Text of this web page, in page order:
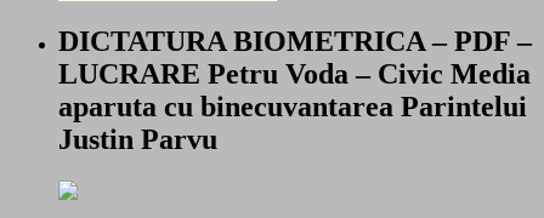
DICTATURA BIOMETRICA – PDF –
LUCRARE Petru Voda – Civic Media
aparuta cu binecuvantarea Parintelui
Justin Parvu